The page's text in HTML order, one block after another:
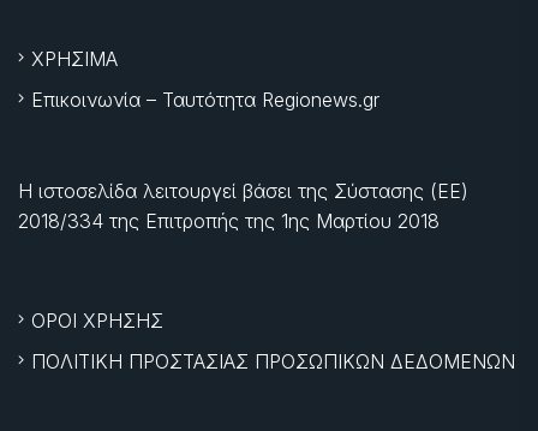
ΧΡΗΣΙΜΑ
Επικοινωνία – Ταυτότητα Regionews.gr
Η ιστοσελίδα λειτουργεί βάσει της Σύστασης (ΕΕ)
2018/334 της Επιτροπής της 1ης Μαρτίου 2018
ΟΡΟΙ ΧΡΗΣΗΣ
ΠΟΛΙΤΙΚΗ ΠΡΟΣΤΑΣΙΑΣ ΠΡΟΣΩΠΙΚΩΝ ΔΕΔΟΜΕΝΩΝ